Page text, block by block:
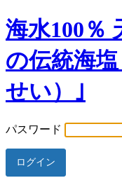
海水100
の伝統海
せい）｣
パスワード